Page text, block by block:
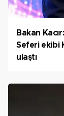
Bakan
Seferi ekibi
ulaştı